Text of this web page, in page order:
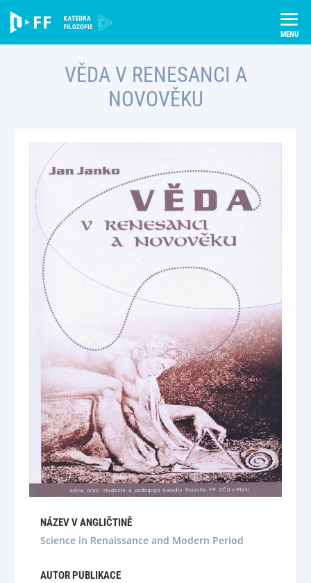
content
Publikace
VĚDA V RENESANCI A
NOVOVĚKU
NÁZEV V ANGLIČTINĚ
Science in Renaissance and Modern Period
AUTOR PUBLIKACE